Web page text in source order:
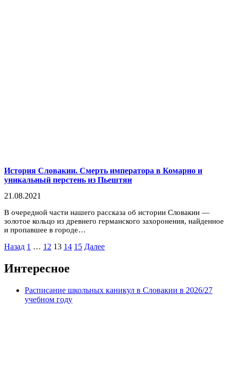
История Словакии. Смерть императора в Комарно и
уникальный перстень из Пьештян
21.08.2021
В очередной части нашего рассказа об истории Словакии —
золотое кольцо из древнего германского захоронения, найденное
и пропавшее в городе…
Пагинация
записей
Назад 1 … 12 13 14 15 Далее
Интересное
Расписание школьных каникул в Словакии в 2026/27
учебном году